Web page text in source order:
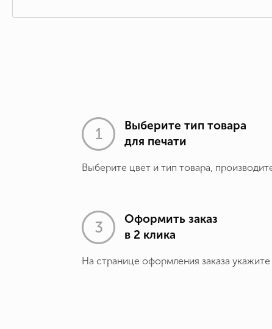
Выберите тип товара
для печати
Выберите цвет и тип товара,
Оформить заказ
в 2 клика
На странице оформления заказа